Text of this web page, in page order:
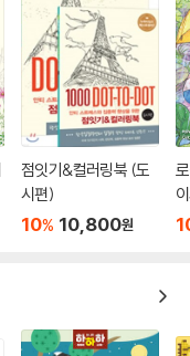
점잇기&컬러링북 (도
시편)
10% 10,800원